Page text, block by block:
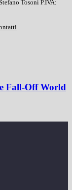
Tosoni P.IVA:
Fall-Off World